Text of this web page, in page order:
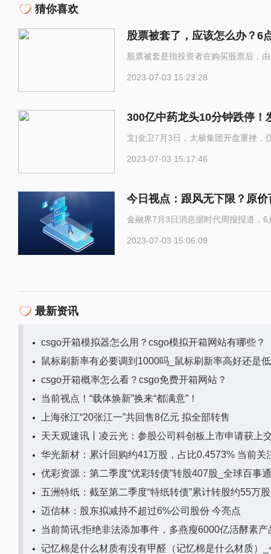
猜你喜欢
股票被套了，应该怎么办？6
股票被套是指投资者在购买股票后，
2023-07-03 15:23:28
300亿中药龙头10分钟跌停！
文|金卫7月3日，太极集团开盘重挫，
2023-07-03 15:17:46
今日视点：跟风无下限？原
金融界7月3日消息据时代周报报道，
2023-07-03 15:06:09
最新资讯
csgo开箱模拟器怎么用？csgo模拟开箱网站有哪些？
鼠标刷新率有必要调到1000吗_鼠标刷新率高好还是
csgo开箱概率怎么看？csgo免费开箱网站？
当前视点！“载体焕新”换来“都满意”！
上海张江“20张江一”共回售8亿元 拟全部转售
天天观速讯丨凌云光：参股公司科创板上市申请获上
华光新材：累计回购约41万股，占比0.4573% 当前关
优彩资源：第二季度“优彩转债”转股407股_全球百事通
五洲特纸：截至第二季度“特纸转债”累计转股约55万
迈信林：股东拟减持不超过6%公司股份 今亮点
当前简讯:拒绝非法添加事件，多燕瘦6000亿活酵素
记忆棉是什么材质有没有甲醛（记忆棉是什么材质）_